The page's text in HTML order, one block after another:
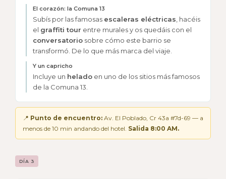
El corazón: la Comuna 13
Subís por las famosas escaleras eléctricas , hacéis
el graffiti tour entre murales y os quedáis con el
conversatorio sobre cómo este barrio se
transformó. De lo que más marca del viaje.
Y un capricho
Incluye un helado en uno de los sitios más famosos
de la Comuna 13.
📍 Punto de encuentro: Av. El Poblado, Cr 43a #7d-69 — a
menos de 10 min andando del hotel. Salida 8:00 AM.
DÍA 3